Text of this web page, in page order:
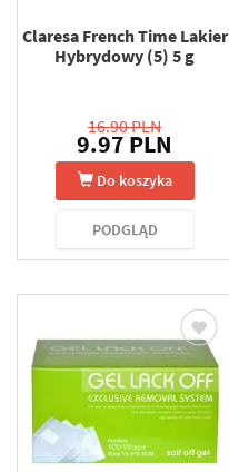
Claresa French Time Lakier
Hybrydowy (5) 5 g
16.90 PLN
9.97 PLN
Do koszyka
PODGLĄD